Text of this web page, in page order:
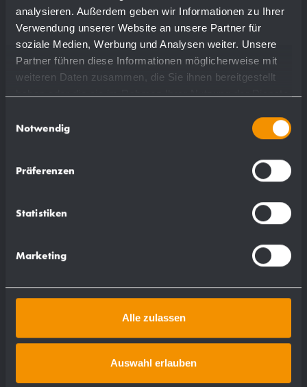
analysieren. Außerdem geben wir Informationen zu Ihrer
Verwendung unserer Website an unsere Partner für
soziale Medien, Werbung und Analysen weiter. Unsere
Partner führen diese Informationen möglicherweise mit
weiteren Daten zusammen, die Sie ihnen bereitgestellt
haben oder die sie im Rahmen Ihrer Nutzung der Dienste
Notwendig
Präferenzen
Statistiken
Marketing
Alle zulassen
Auswahl erlauben
Distributeur de savon de lavabo en
plus de détails